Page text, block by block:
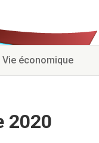
Vie économique
2020